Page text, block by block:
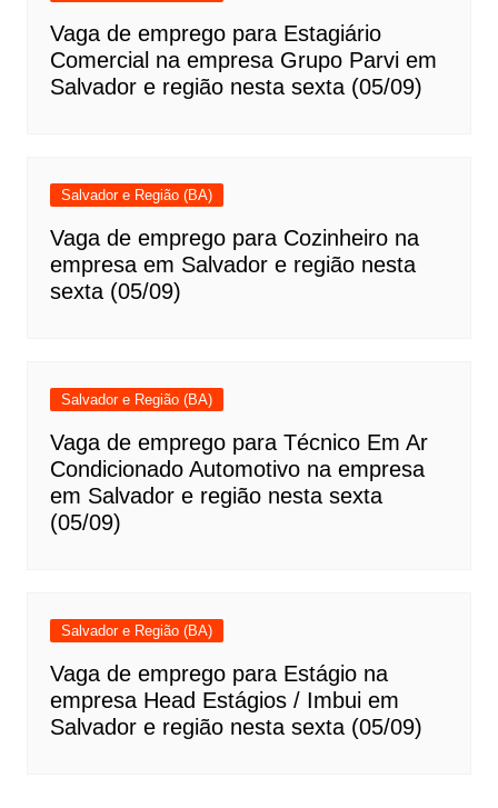
Vaga de emprego para Estagiário
Comercial na empresa Grupo Parvi em
Salvador e região nesta sexta (05/09)
Salvador e Região (BA)
Vaga de emprego para Cozinheiro na
empresa em Salvador e região nesta
sexta (05/09)
Salvador e Região (BA)
Vaga de emprego para Técnico Em Ar
Condicionado Automotivo na empresa
em Salvador e região nesta sexta
(05/09)
Salvador e Região (BA)
Vaga de emprego para Estágio na
empresa Head Estágios / Imbui em
Salvador e região nesta sexta (05/09)